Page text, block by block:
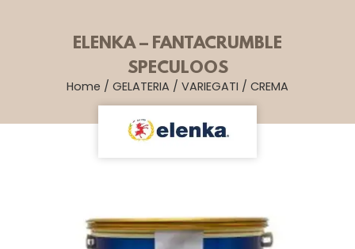
ELENKA – FANTACRUMBLE
SPECULOOS
Home / GELATERIA / VARIEGATI / CREMA